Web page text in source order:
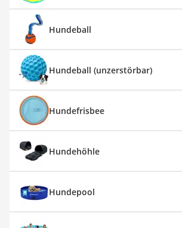
Hundeball
Hundeball (unzerstörbar)
Hundefrisbee
Hundehöhle
Hundepool